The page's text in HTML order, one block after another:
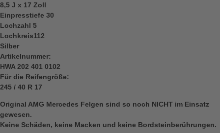
8,5 J x 17 Zoll
Einpresstiefe 30
Lochzahl 5
Lochkreis112
Silber
Artikelnummer:
HWA 202 401 0102
Für die Reifengröße:
245 / 40 R 17
Original AMG Mercedes Felgen sind so noch NICHT im Einsatz
gewesen.
Keine Schäden, keine Macken und keine Bordsteinberührungen.